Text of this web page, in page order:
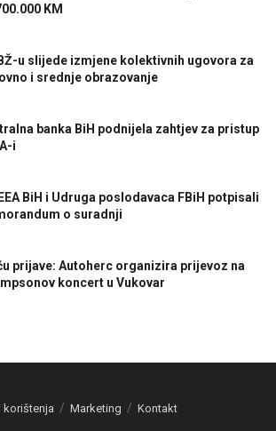
KM
u slijede izmjene kolektivnih ugovora za
i srednje obrazovanje
banka BiH podnijela zahtjev za pristup
i
BiH i Udruga poslodavaca FBiH potpisali
o suradnji
prijave: Autoherc organizira prijevoz na
koncert u Vukovar
korištenja Marketing Kontakt